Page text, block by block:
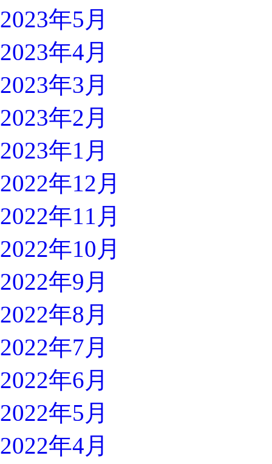
2023年5月
2023年4月
2023年3月
2023年2月
2023年1月
2022年12月
2022年11月
2022年10月
2022年9月
2022年8月
2022年7月
2022年6月
2022年5月
2022年4月